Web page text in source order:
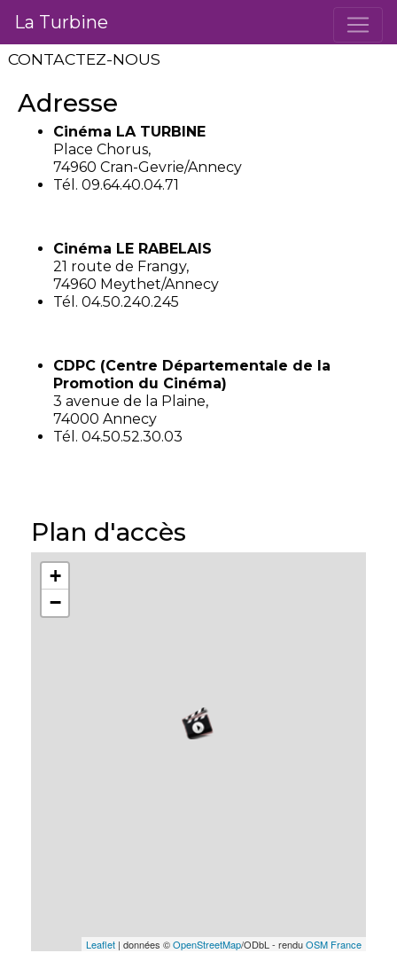
La Turbine
CONTACTEZ-NOUS
Adresse
Cinéma LA TURBINE
Place Chorus,
74960 Cran-Gevrie/Annecy
Tél. 09.64.40.04.71
Cinéma LE RABELAIS
21 route de Frangy,
74960 Meythet/Annecy
Tél. 04.50.240.245
CDPC (Centre Départementale de la
Promotion du Cinéma)
3 avenue de la Plaine,
74000 Annecy
Tél. 04.50.52.30.03
Plan d'accès
+
−
Leaflet | données ©OpenStreetMap/ODbL - renduOSM France